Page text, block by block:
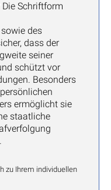
Die Schriftform
des
dass der
seiner
schützt vor
Besonders
ermöglicht sie
staatliche
zu Ihrem individuellen